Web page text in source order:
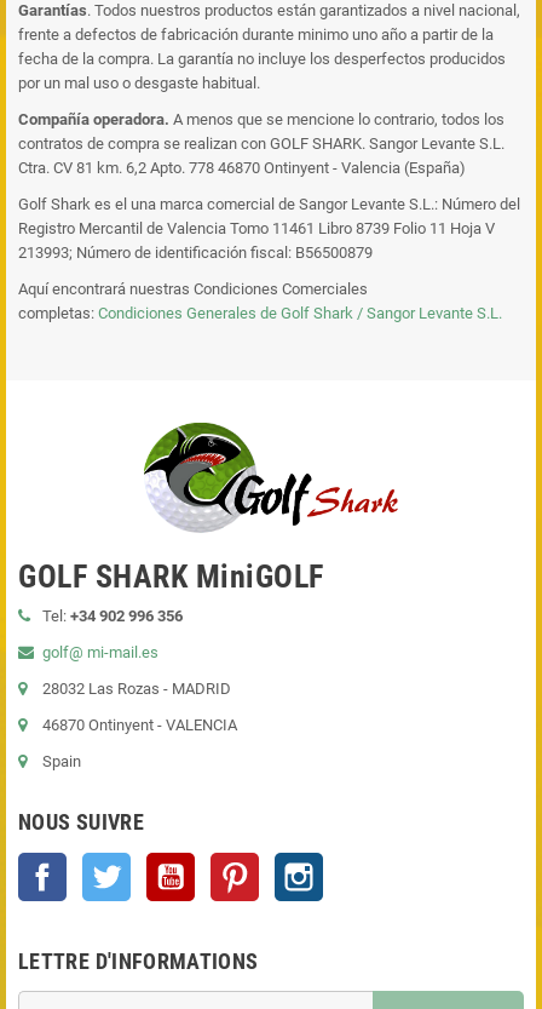
Garantías. Todos nuestros productos están garantizados a nivel nacional,
frente a defectos de fabricación durante minimo uno año a partir de la
fecha de la compra. La garantía no incluye los desperfectos producidos
por un mal uso o desgaste habitual.
Compañía operadora. A menos que se mencione lo contrario, todos los
contratos de compra se realizan con GOLF SHARK. Sangor Levante S.L.
Ctra. CV 81 km. 6,2 Apto. 778 46870 Ontinyent - Valencia (España)
Golf Shark es el una marca comercial de Sangor Levante S.L.: Número del
Registro Mercantil de Valencia Tomo 11461 Libro 8739 Folio 11 Hoja V
213993; Número de identificación fiscal: B56500879
Aquí encontrará nuestras Condiciones Comerciales
completas: Condiciones Generales de Golf Shark / Sangor Levante S.L.
GOLF SHARK MiniGOLF
Tel: +34 902 996 356
golf@ mi-mail.es
28032 Las Rozas - MADRID
46870 Ontinyent - VALENCIA
Spain
NOUS SUIVRE
Facebook Twitter YouTube Pinterest
LETTRE D'INFORMATIONS